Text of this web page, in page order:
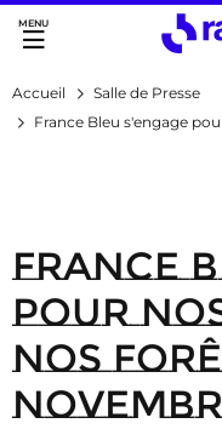
Accès direct :
Menu principal
Accueil
Salle de Presse
France Bleu s'engage
France
pour
nos